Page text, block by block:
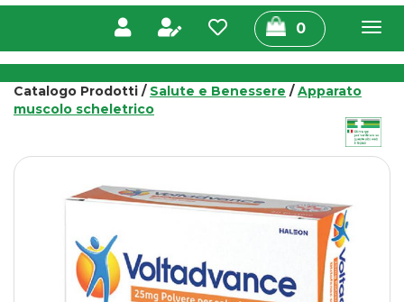
0prodotti
inseriti
Catalogo Prodotti / Salute e Benessere /Apparato
muscolo scheletrico